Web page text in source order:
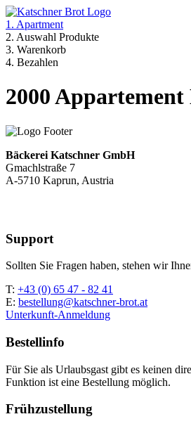
1. Apartment
2. Auswahl Produkte
3. Warenkorb
4. Bezahlen
2000
Bäckerei Katschner GmbH
Gmachlstraße 7
A-5710 Kaprun, Austria
Support
Sollten Sie Fragen haben, stehen wir
T: +43 (0) 65 47 - 82 41
E: bestellung@katschner-brot.at
Unterkunft-Anmeldung
Bestellinfo
Für Sie als Urlaubsgast gibt es keinen
Funktion ist eine Bestellung möglich.
Frühzustellung